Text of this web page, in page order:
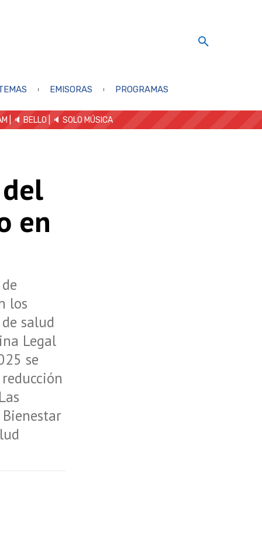
EMISORAS PROGRAMAS
| 🔈 BELLO 🔈 SOLO MÚSICA
en
los
salud
Legal
se